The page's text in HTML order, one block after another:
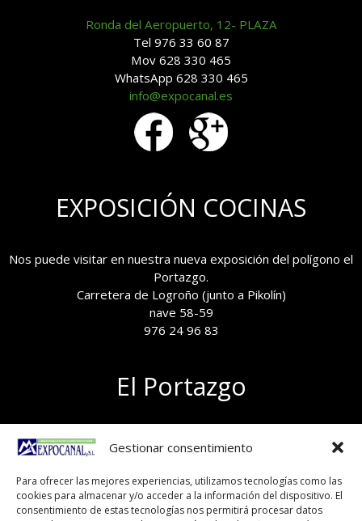
Gestionar consentimiento
Para ofrecer las mejores experiencias, utilizamos tecnologías como las
cookies para almacenar y/o acceder a la información del dispositivo. El
consentimiento de estas tecnologías nos permitirá procesar datos
Ronda del Aeropuerto, 12- PLAZA
Tel 976 33 60 87
Mov 628 330 465
WhatsApp 628 330 465
info@expocanal.es
EXPOSICIÓN COCINAS
Nos puede visitar en nuestra nueva exposición del polígono el
Portazgo.
Carretera de Logroño (junto a Pikolín)
nave 58-59
976 24 96 83
El Portazgo
Polígono el Portazgo, nave 59
50011 Zaragoza
Tel 976 24 96 83
exposicion@expocanal.es